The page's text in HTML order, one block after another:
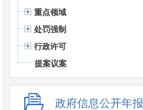
重点领域
处罚强制
行政许可
提案议案
政府信息公开年报